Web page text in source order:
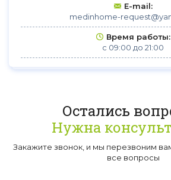
E-mail:
medinhome-
Время работы:
с 09:00 до 21:00
Остались
Нужна
Закажите звонок, и мы перезвоним
все вопросы